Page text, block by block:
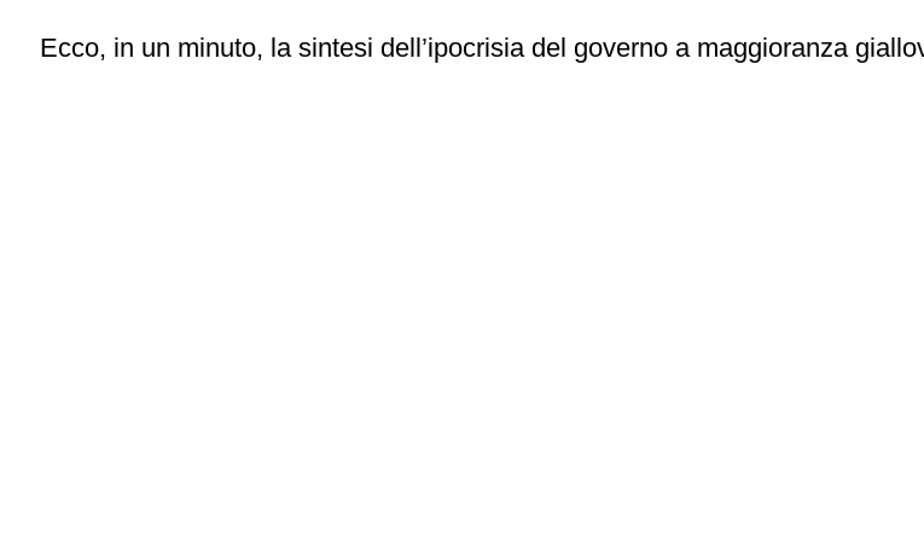
Ecco, in un minuto, la sintesi dell’ipocrisia del governo a maggioranza